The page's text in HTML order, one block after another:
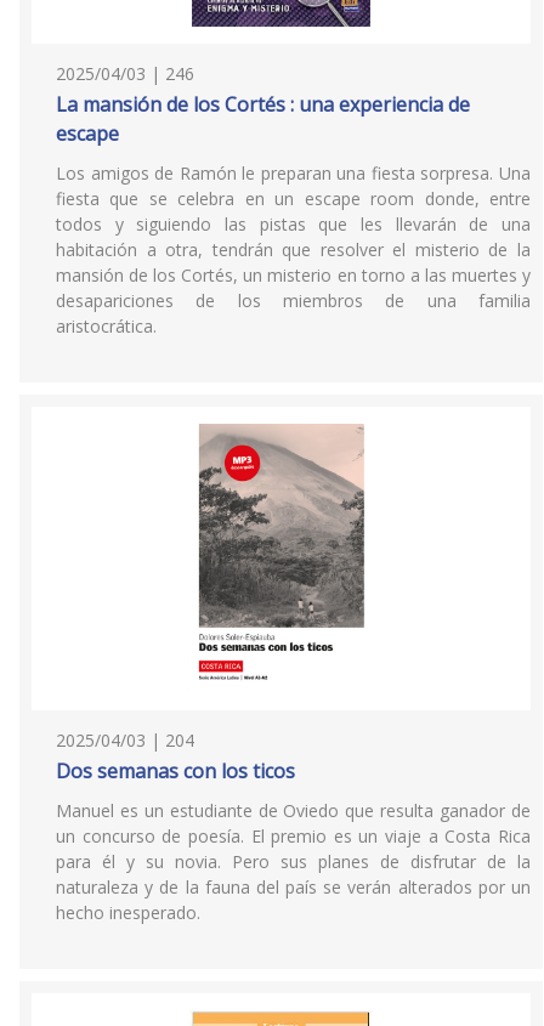
2025/04/03 | 246
La mansión de los Cortés : una experiencia de
escape
Los amigos de Ramón le preparan una fiesta sorpresa. Una
fiesta que se celebra en un escape room donde, entre
todos y siguiendo las pistas que les llevarán de una
habitación a otra, tendrán que resolver el misterio de la
mansión de los Cortés, un misterio en torno a las muertes y
desapariciones de los miembros de una familia
aristocrática.
2025/04/03 | 204
Dos semanas con los ticos
Manuel es un estudiante de Oviedo que resulta ganador de
un concurso de poesía. El premio es un viaje a Costa Rica
para él y su novia. Pero sus planes de disfrutar de la
naturaleza y de la fauna del país se verán alterados por un
hecho inesperado.